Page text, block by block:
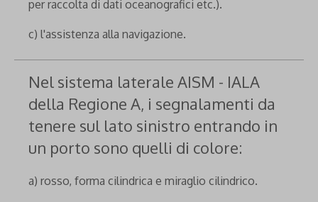
per raccolta di dati oceanografici etc.).
c) l'assistenza alla navigazione.
Nel sistema laterale AISM - IALA
della Regione A, i segnalamenti da
tenere sul lato sinistro entrando in
un porto sono quelli di colore:
a) rosso, forma cilindrica e miraglio cilindrico.